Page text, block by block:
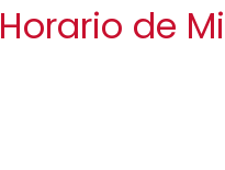
Horario de